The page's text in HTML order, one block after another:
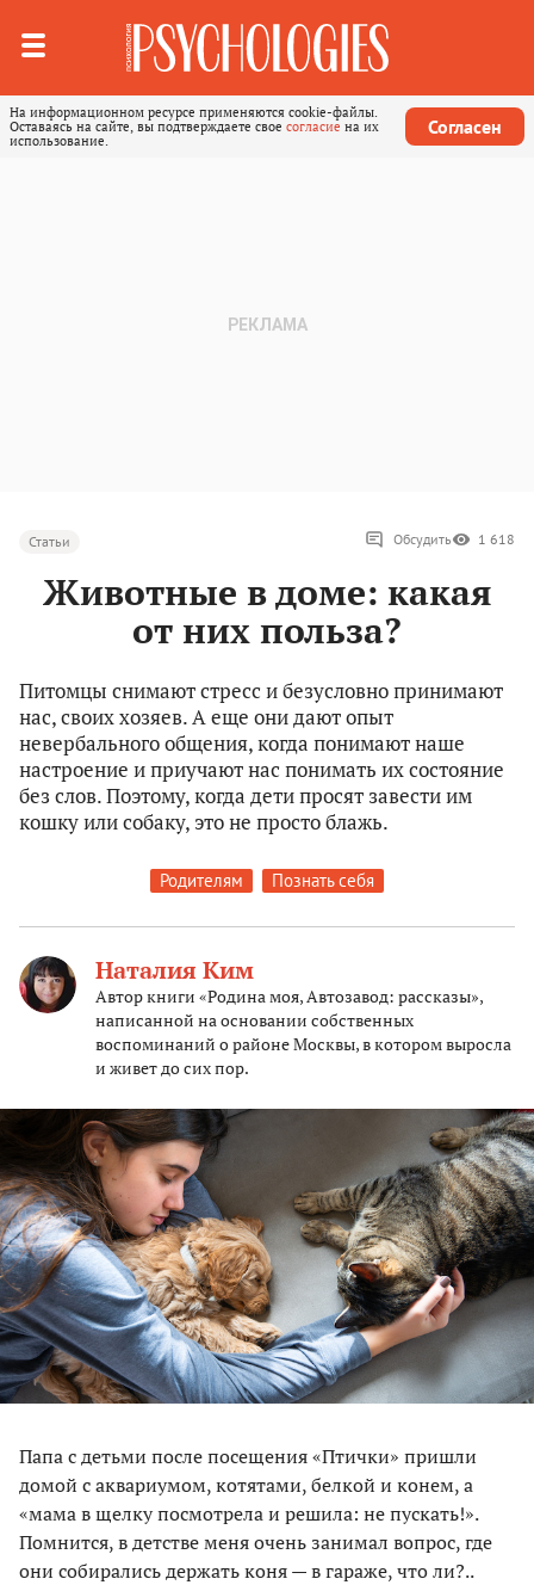
На информационном ресурсе применяются cookie-файлы.
Оставаясь на сайте, вы подтверждаете свое согласие на их
использование.
Согласен
Статьи Обсудить 1 618
Животные в доме: какая
от них польза?
Питомцы снимают стресс и безусловно принимают
нас, своих хозяев. А еще они дают опыт
невербального общения, когда понимают наше
настроение и приучают нас понимать их состояние
без слов. Поэтому, когда дети просят завести им
кошку или собаку, это не просто блажь.
Родителям Познать себя
Наталия Ким
Автор книги «Родина моя, Автозавод: рассказы»,
написанной на основании собственных
воспоминаний о районе Москвы, в котором выросла
и живет до сих пор.
Папа с детьми после посещения «Птички» пришли
домой с аквариумом, котятами, белкой и конем, а
«мама в щелку посмотрела и решила: не пускать!».
Помнится, в детстве меня очень занимал вопрос, где
они собирались держать коня — в гараже, что ли?..